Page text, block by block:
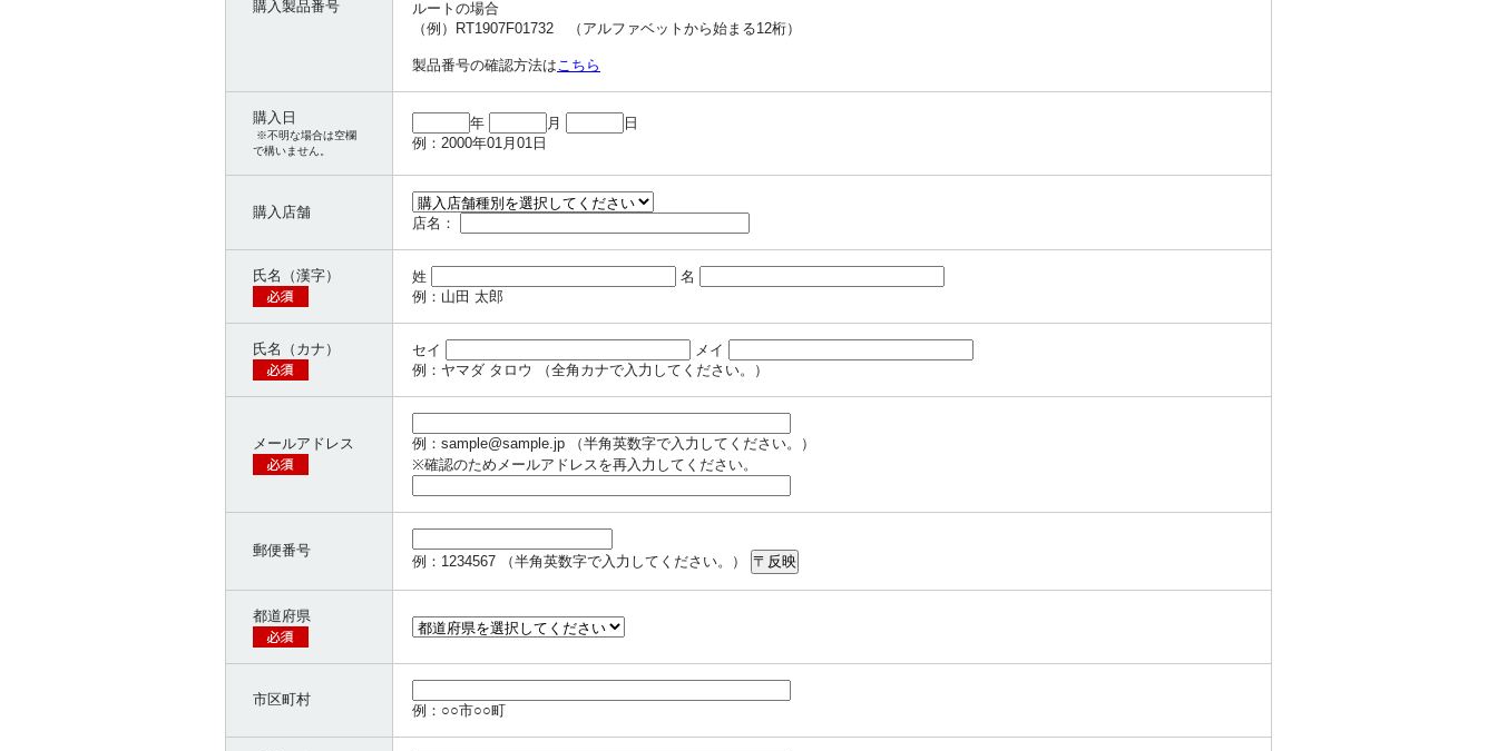
購入製品番号
ルートの場合
（例）RT1907F01732 （アルファベットから始まる12桁）
製品番号の確認方法はこちら
購入日
※不明な場合は空欄
で構いません。
年 月
日
例：2000年01月01日
購入店舗
店名：
氏名（漢字） 姓
名
例：山田 太郎
氏名（カナ） セイ
メイ
例：ヤマダ タロウ （全角カナで入力してください。）
メールアドレス
例：sample@sample.jp （半角英数字で入力してください。）
※確認のためメールアドレスを再入力してください。
郵便番号
例：1234567 （半角英数字で入力してください。）
都道府県
市区町村
例：○○市○○町